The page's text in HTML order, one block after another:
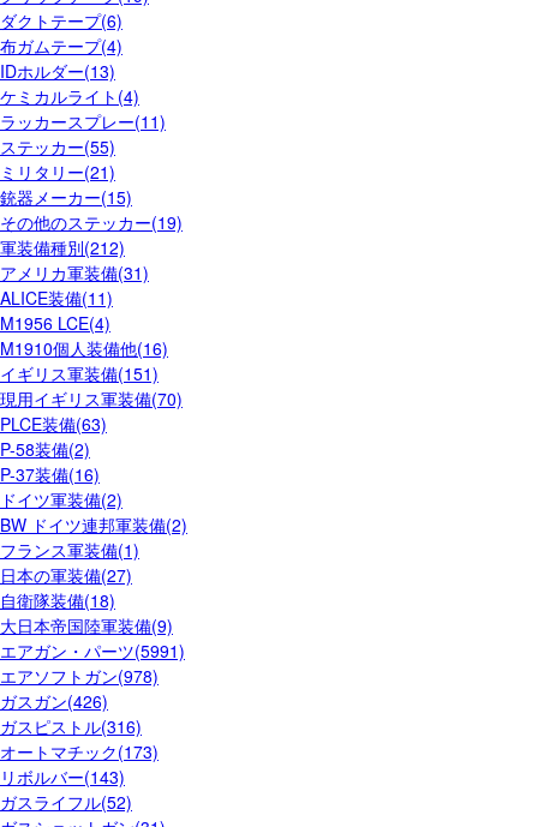
ダクトテープ(6)
布ガムテープ(4)
IDホルダー(13)
ケミカルライト(4)
ラッカースプレー(11)
ステッカー(55)
ミリタリー(21)
銃器メーカー(15)
その他のステッカー(19)
軍装備種別(212)
アメリカ軍装備(31)
ALICE装備(11)
M1956 LCE(4)
M1910個人装備他(16)
イギリス軍装備(151)
現用イギリス軍装備(70)
PLCE装備(63)
P-58装備(2)
P-37装備(16)
ドイツ軍装備(2)
BW ドイツ連邦軍装備(2)
フランス軍装備(1)
日本の軍装備(27)
自衛隊装備(18)
大日本帝国陸軍装備(9)
エアガン・パーツ(5991)
エアソフトガン(978)
ガスガン(426)
ガスピストル(316)
オートマチック(173)
リボルバー(143)
ガスライフル(52)